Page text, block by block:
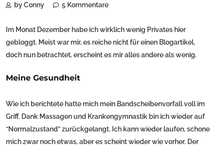
by Conny 5 Kommentare
Im Monat Dezember habe ich wirklich wenig Privates hier
gebloggt. Meist war mir, es reiche nicht für einen Blogartikel,
doch nun betrachtet, erscheint es mir alles andere als wenig.
Meine Gesundheit
Wie ich berichtete hatte mich mein Bandscheibenvorfall voll im
Griff. Dank Massagen und Krankengymnastik bin ich wieder auf
“Normalzustand” zurückgelangt. Ich kann wieder laufen, schone
mich zwar noch etwas, aber es scheint wieder wie vorher. Der